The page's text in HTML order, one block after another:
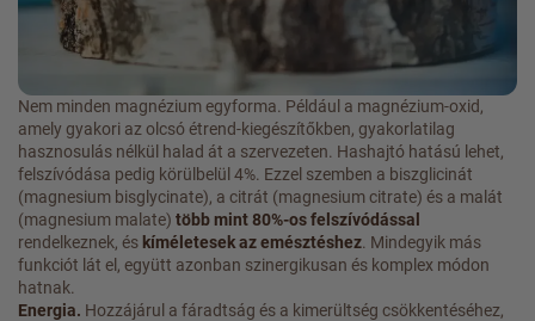
Nem minden magnézium egyforma. Például a magnézium-oxid,
amely gyakori az olcsó étrend-kiegészítőkben, gyakorlatilag
hasznosulás nélkül halad át a szervezeten. Hashajtó hatású lehet,
felszívódása pedig körülbelül 4%. Ezzel szemben a biszglicinát
(magnesium bisglycinate), a citrát (magnesium citrate) és a malát
(magnesium malate) több mint 80%-os felszívódással
rendelkeznek, és kíméletesek az emésztéshez. Mindegyik más
funkciót lát el, együtt azonban szinergikusan és komplex módon
hatnak.
Energia. Hozzájárul a fáradtság és a kimerültség csökkentéséhez,